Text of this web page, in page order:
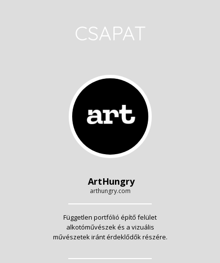
CSAPAT
ArtHungry
arthungry.com
Független portfólió építő felület
alkotóművészek és a vizuális
művészetek iránt érdeklődők részére.